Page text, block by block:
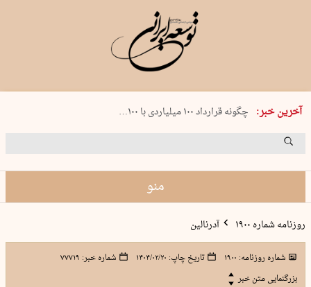
آخرین خبر:
شنبه 17 مرداد 1405 شماره 2244
چگونه قرارداد ۱۰۰ میلیاردی با ۱۰۰…
پنجره‌ای که باز نشد
منو
روزنامه شماره ۱۹۰۰ آدرنالین
شماره روزنامه: ۱۹۰۰ تاریخ چاپ: ۱۴۰۴/۰۲/۲۰ شماره خبر: ۷۷۷۱۹
بزرگنمایی متن خبر